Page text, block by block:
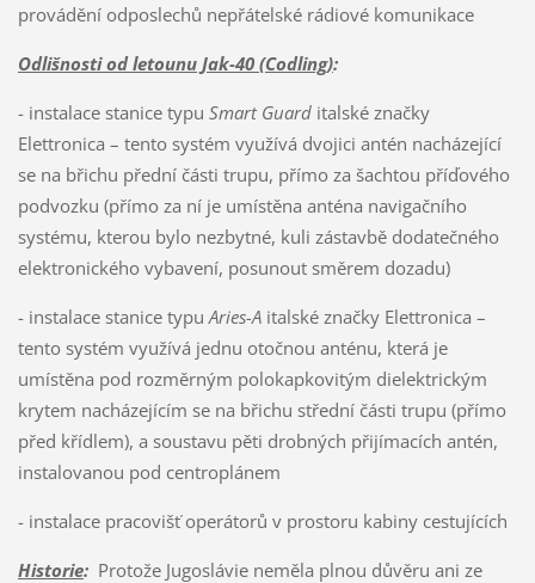
provádění odposlechů nepřátelské rádiové komunikace
Odlišnosti od letounu Jak-40 (Codling):
- instalace stanice typu Smart Guarditalské značky
Elettronica – tento systém využívá dvojici antén nacházející
se na břichu přední části trupu, přímo za šachtou příďového
podvozku (přímo za ní je umístěna anténa navigačního
systému, kterou bylo nezbytné, kuli zástavbě dodatečného
elektronického vybavení, posunout směrem dozadu)
- instalace stanice typu Aries-Aitalské značky Elettronica –
tento systém využívá jednu otočnou anténu, která je
umístěna pod rozměrným polokapkovitým dielektrickým
krytem nacházejícím se na břichu střední části trupu (přímo
před křídlem), a soustavu pěti drobných přijímacích antén,
instalovanou pod centroplánem
- instalace pracovišť operátorů v prostoru kabiny cestujících
Historie:Protože Jugoslávie neměla plnou důvěru ani ze